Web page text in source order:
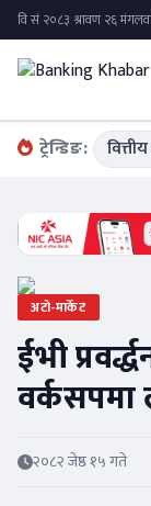
ट्रेन्डिङ:
अटो-मार्केट
ईभी
वर्कसपमा
२०८२ जेष्ठ १५ गते